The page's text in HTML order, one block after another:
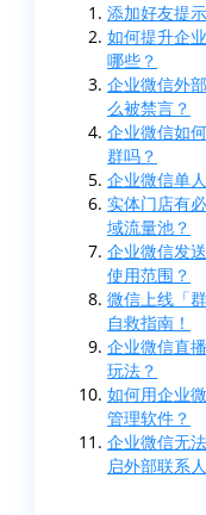
添加好友提
如何提升企
哪些？
企业微信外
么被禁言？
企业微信如
群吗？
企业微信单
实体门店有
域流量池？
企业微信发
使用范围？
微信上线「
自救指南！
企业微信直
玩法？
如何用企业
管理软件？
企业微信无
启外部联系